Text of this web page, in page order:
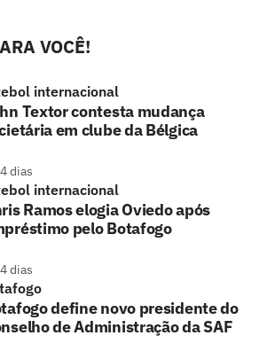
VOCÊ!
internacional
Textor contesta mudança
em clube da Bélgica
dias
internacional
Ramos elogia Oviedo após
pelo Botafogo
dias
define novo presidente do
de Administração da SAF